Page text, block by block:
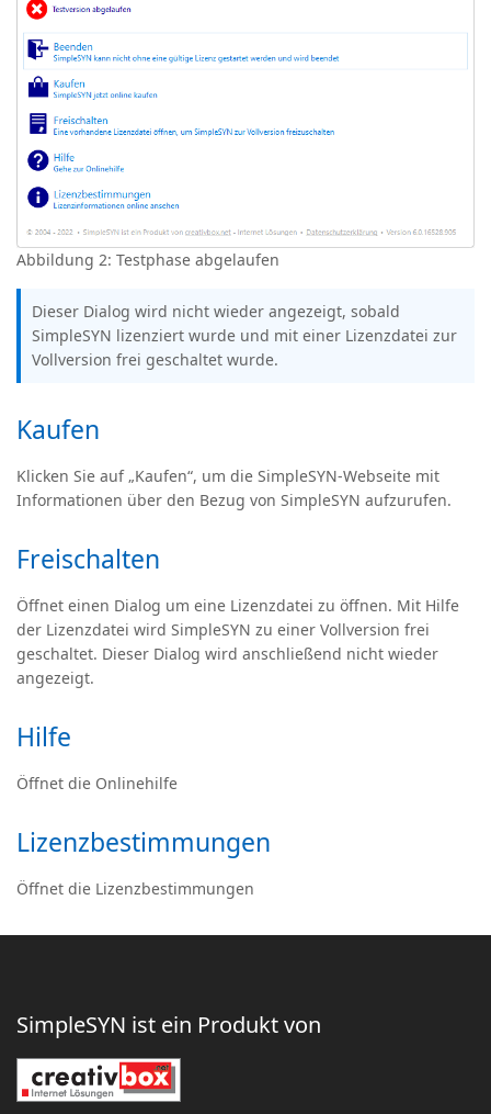
Abbildung 2: Testphase abgelaufen
Dieser Dialog wird nicht wieder angezeigt, sobald
SimpleSYN lizenziert wurde und mit einer Lizenzdatei zur
Vollversion frei geschaltet wurde.
Kaufen
Klicken Sie auf „Kaufen“, um die SimpleSYN-Webseite mit
Informationen über den Bezug von SimpleSYN aufzurufen.
Freischalten
Öffnet einen Dialog um eine Lizenzdatei zu öffnen. Mit Hilfe
der Lizenzdatei wird SimpleSYN zu einer Vollversion frei
geschaltet. Dieser Dialog wird anschließend nicht wieder
angezeigt.
Hilfe
Öffnet die Onlinehilfe
Lizenzbestimmungen
Öffnet die Lizenzbestimmungen
SimpleSYN ist ein Produkt von